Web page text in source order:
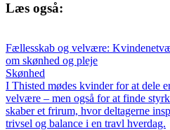
Læs også:
Fællesskab og velvære:
om skønhed og pleje
Skønhed
I Thisted mødes kvinder for at dele
velvære – men også for at finde
skaber et frirum, hvor deltagerne
trivsel og balance i en travl hverdag.